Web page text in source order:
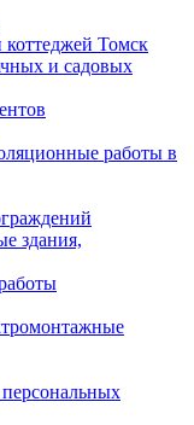
коттеджей Томск
и садовых
работы в
здания,